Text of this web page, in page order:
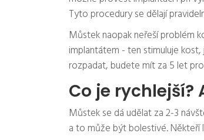
Tyto procedury se dělají
Můstek naopak neřeší problém
implantátem - ten stimuluje
rozpadat, budete mít za 5 let
Co je rychlejší?
Můstek se dá udělat za 2-3
a to může být bolestivé. Někteří